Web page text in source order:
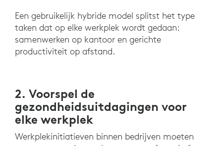
Een gebruikelijk hybride model splitst het type
taken dat op elke werkplek wordt gedaan:
samenwerken op kantoor en gerichte
productiviteit op afstand.
2. Voorspel de
gezondheidsuitdagingen voor
elke werkplek
Werkplekinitiatieven binnen bedrijven moeten